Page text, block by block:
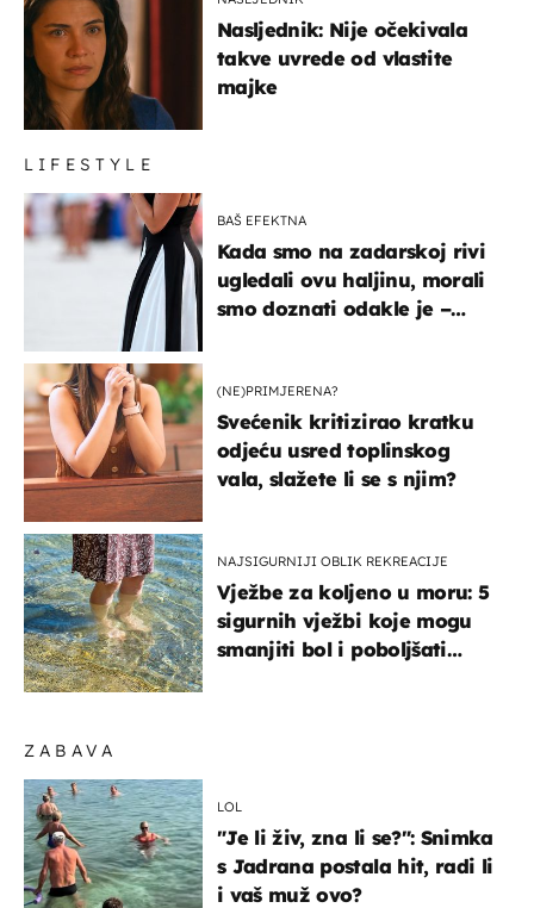
ZABAVA
LOL
"Je li živ, zna li se?": Snimka
s Jadrana postala hit, radi li
i vaš muž ovo?
Nasljednik: Nije očekivala
takve uvrede od vlastite
majke
LIFESTYLE
BAŠ EFEKTNA
Kada smo na zadarskoj rivi
ugledali ovu haljinu, morali
smo doznati odakle je –
(NE)PRIMJERENA?
Svećenik kritizirao kratku
odjeću usred toplinskog
vala, slažete li se s njim?
NAJSIGURNIJI OBLIK REKREACIJE
Vježbe za koljeno u moru: 5
sigurnih vježbi koje mogu
smanjiti bol i poboljšati